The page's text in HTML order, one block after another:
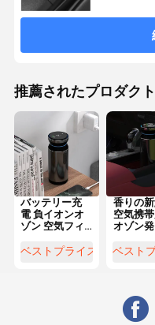
推薦されたプロダクト
バッテリー充
電 負イオンオ
ゾン 空気フィ
自動車空気浄
ベストプライス
香りの
空気携
オゾン
8w車の
ベスト